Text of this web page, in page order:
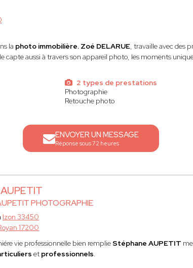
la photo immobilière. Zoé DELARUE, travaille avec des
capte aussi à travers son appareil photo, les moments
2 types de prestations
Photographie
Retouche photo
ENVOYER UN MESSAGE
Réponse sous 72 heures
PHOTOGRAPHIE
Izon 33450
17200
vie professionnelle bien remplieStéphane AUPETIT
et professionnels.